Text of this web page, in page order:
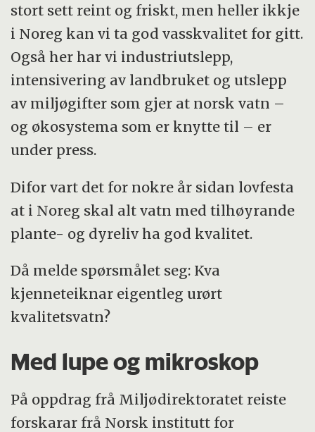
stort sett reint og friskt, men heller ikkje
i Noreg kan vi ta god vasskvalitet for gitt.
Også her har vi industriutslepp,
intensivering av landbruket og utslepp
av miljøgifter som gjer at norsk vatn –
og økosystema som er knytte til – er
under press.
Difor vart det for nokre år sidan lovfesta
at i Noreg skal alt vatn med tilhøyrande
plante- og dyreliv ha god kvalitet.
Då melde spørsmålet seg: Kva
kjenneteiknar eigentleg urørt
kvalitetsvatn?
Med lupe og mikroskop
På oppdrag frå Miljødirektoratet reiste
forskarar frå Norsk institutt for